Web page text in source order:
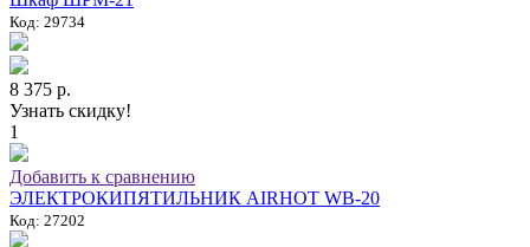
Код: 29734
8 375 р.
Узнать скидку!
1
Добавить к сравнению
ЭЛЕКТРОКИПЯТИЛЬНИК AIRHOT WB-20
Код: 27202